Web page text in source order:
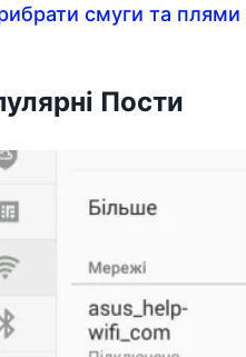
смуги та плями
Пости